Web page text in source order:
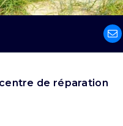
de réparation